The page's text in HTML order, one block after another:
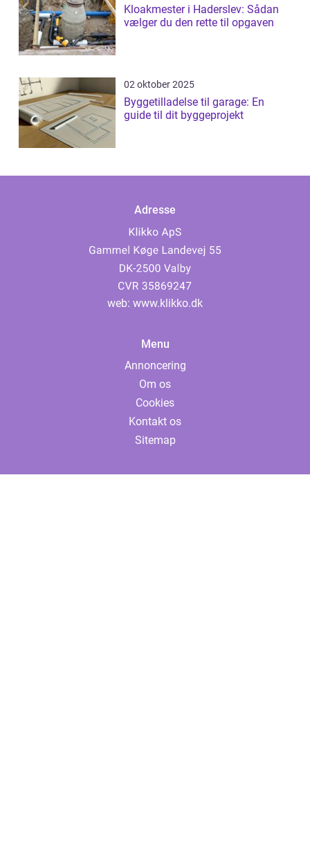
Kloakmester i Haderslev: Sådan
vælger du den rette til opgaven
02 oktober 2025
Byggetilladelse til garage: En
guide til dit byggeprojekt
Adresse
web: www.klikko.dk
Menu
Annoncering
Om os
Cookies
Kontakt os
Sitemap